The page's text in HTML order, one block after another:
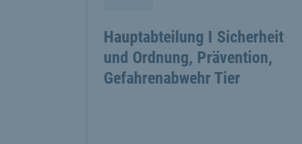
Hauptabteilung I Sicherheit
und Ordnung, Prävention,
Gefahrenabwehr Tier